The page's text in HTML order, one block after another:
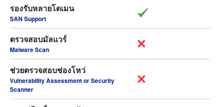
รองรับหลายโดเมน
SAN Support
ตรวจสอบมัลแวร์
Malware Scan
ช่วยตรวจสอบช่องโหว่
Vulnerability Assessment or Security
Scanner